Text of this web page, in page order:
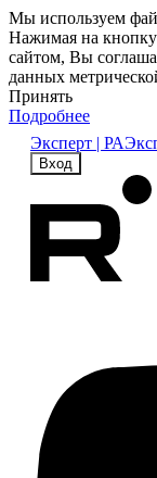
Мы используем
Нажимая на кнопку
сайтом, Вы
данных
Принять
Подробнее
Эксперт | РА
Вход